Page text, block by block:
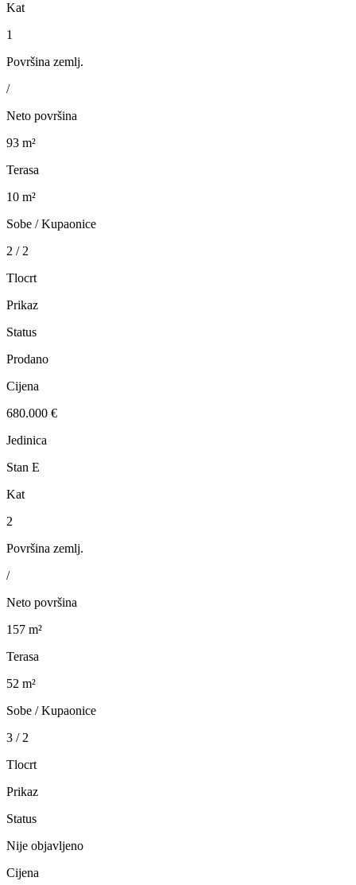
Kat
1
Površina zemlj.
/
Neto površina
93 m²
Terasa
10 m²
Sobe / Kupaonice
2 / 2
Tlocrt
Prikaz
Status
Prodano
Cijena
680.000 €
Jedinica
Stan E
Kat
2
Površina zemlj.
/
Neto površina
157 m²
Terasa
52 m²
Sobe / Kupaonice
3 / 2
Tlocrt
Prikaz
Status
Nije objavljeno
Cijena